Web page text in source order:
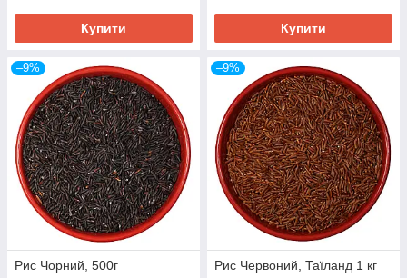
Купити Купити
–9%
Рис Чорний, 500г
–9%
Рис Червоний, Таїланд 1 кг